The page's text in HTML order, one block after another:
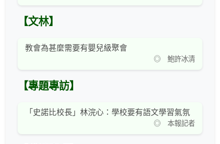
【文林】
教會為甚麼需要有嬰兒級聚會
◎ 鮑許冰清
【專題專訪】
「史諾比校長」林浣心：學校要有語文學習氣氛
◎ 本報記者